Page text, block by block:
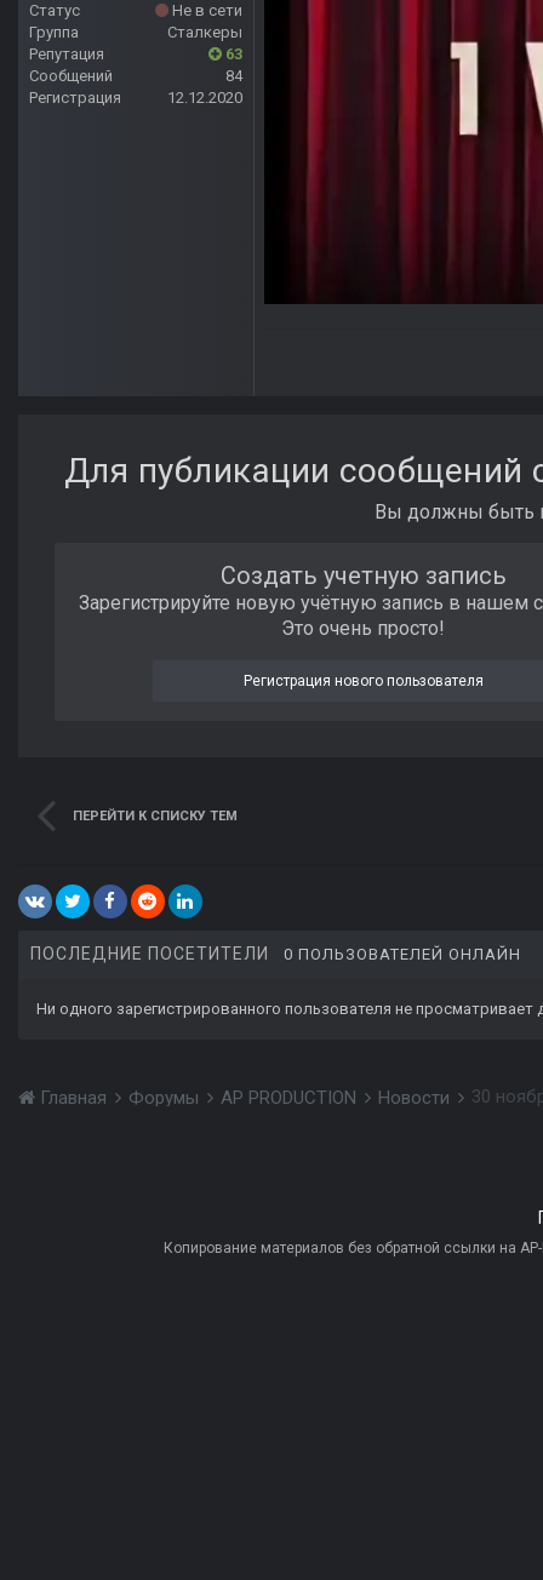
Статус
Не в сети
Группа
Сталкеры
Репутация
63
Сообщений
84
Регистрация
12.12.2020
Для публикации сообщений
Вы должны быть
Создать учетную запись
Зарегистрируйте новую учётную запись в нашем
Это очень просто!
Регистрация нового пользователя
ПЕРЕЙТИ К СПИСКУ ТЕМ
ПОСЛЕДНИЕ ПОСЕТИТЕЛИ 0 ПОЛЬЗОВАТЕЛЕЙ ОНЛАЙН
Ни одного зарегистрированного пользователя не просматривает
Главная Форумы AP PRODUCTION Новости
Копирование материалов без обратной ссылки на